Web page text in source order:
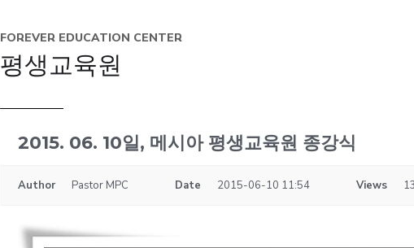
FOREVER EDUCATION CENTER
평생교육원
2015. 06. 10일, 메시아 평생교육원 종강식
Author Pastor MPC Date 2015-06-10 11:54 Views